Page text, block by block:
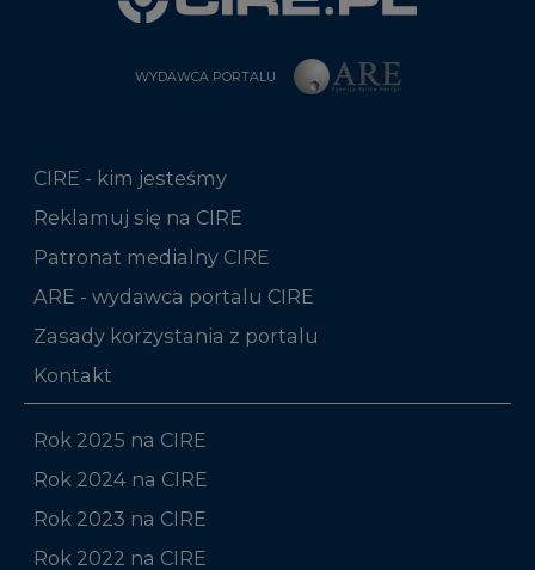
WYDAWCA PORTALU
CIRE - kim jesteśmy
Reklamuj się na CIRE
Patronat medialny CIRE
ARE - wydawca portalu CIRE
Zasady korzystania z portalu
Kontakt
Rok 2025 na CIRE
Rok 2024 na CIRE
Rok 2023 na CIRE
Rok 2022 na CIRE